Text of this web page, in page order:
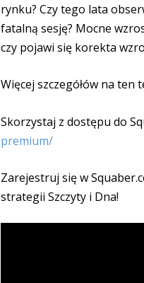
rynku? Czy tego lata
fatalną sesję? Mocne
czy pojawi się korekta
Więcej szczegółów na ten
Skorzystaj z dostępu do
premium/
Zarejestruj się w
strategii Szczyty i Dna!